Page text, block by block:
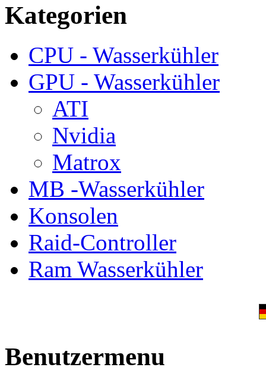
Kategorien
CPU - Wasserkühler
GPU - Wasserkühler
ATI
Nvidia
Matrox
MB -Wasserkühler
Konsolen
Raid-Controller
Ram Wasserkühler
Benutzermenu